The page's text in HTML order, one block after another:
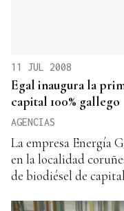
11 JUL 2008
Egal inaugura la
capital 100% gallego
AGENCIAS
La empresa Energía
en la localidad
de biodiésel de